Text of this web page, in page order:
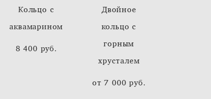
Кольцо с
аквамарином
8 400 pуб.
Двойное
кольцо с
горным
хрусталем
от 7 000 pуб.